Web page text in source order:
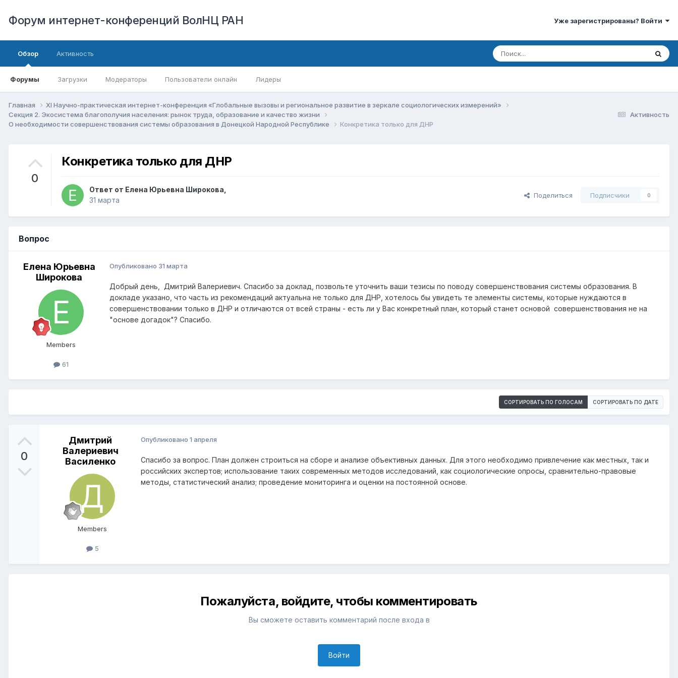
Форум интернет-конференций ВолНЦ РАН Уже зарегистрированы? Войти
Обзор
Форумы Загрузки Модераторы Пользователи онлайн Лидеры
Активность
Активность
Главная
XI Научно-практическая интернет-конференция «Глобальные вызовы и региональное развитие в зеркале социологических измерений»
Секция 2. Экосистема благополучия населения: рынок труда, образование и качество жизни
О необходимости совершенствования системы образования в Донецкой Народной Республике
Конкретика только для ДНР
0
Конкретика только для ДНР
Ответ от Елена Юрьевна Широкова
31 марта
Поделиться Подписчики 0
Вопрос
Елена Юрьевна
Широкова
Members
61
Опубликовано 31 марта
Добрый день, Дмитрий Валериевич. Спасибо за доклад, позвольте уточнить ваши тезисы по поводу совершенствования системы образования. В
докладе указано, что часть из рекомендаций актуальна не только для ДНР, хотелось бы увидеть те элементы системы, которые нуждаются в
совершенствовании только в ДНР и отличаются от всей страны - есть ли у Вас конкретный план, который станет основой совершенствования не на
"основе догадок"? Спасибо.
СОРТИРОВАТЬ ПО ГОЛОСАМ СОРТИРОВАТЬ ПО ДАТЕ
0
Дмитрий
Валериевич
Василенко
Members
5
Опубликовано 1 апреля
Спасибо за вопрос. План должен строиться на сборе и анализе объективных данных. Для этого необходимо привлечение как местных, так и
российских экспертов; использование таких современных методов исследований, как социологические опросы, сравнительно-правовые
методы, статистический анализ; проведение мониторинга и оценки на постоянной основе.
Пожалуйста, войдите, чтобы комментировать
Вы сможете оставить комментарий после входа в
Войти